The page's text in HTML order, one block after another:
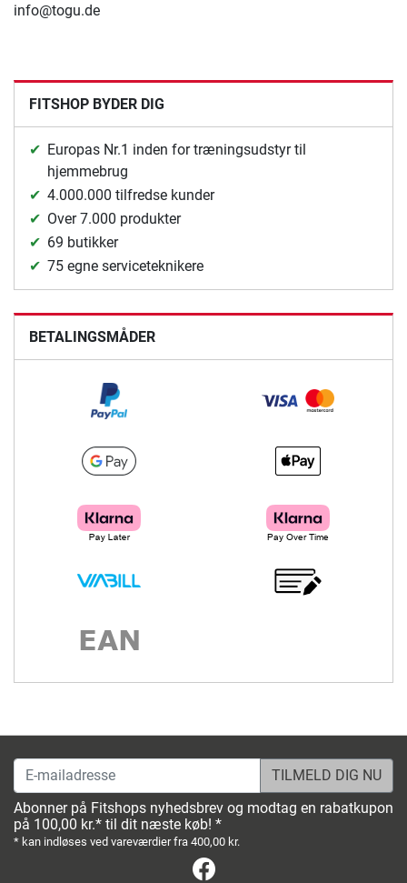
info@togu.de
FITSHOP BYDER DIG
Europas Nr.1 inden for træningsudstyr til
hjemmebrug
4.000.000 tilfredse kunder
Over 7.000 produkter
69 butikker
75 egne serviceteknikere
BETALINGSMÅDER
E-mailadresse
Abonner på Fitshops nyhedsbrev og modtag en rabatkupon
på 100,00 kr.* til dit næste køb! *
* kan indløses ved vareværdier fra 400,00 kr.